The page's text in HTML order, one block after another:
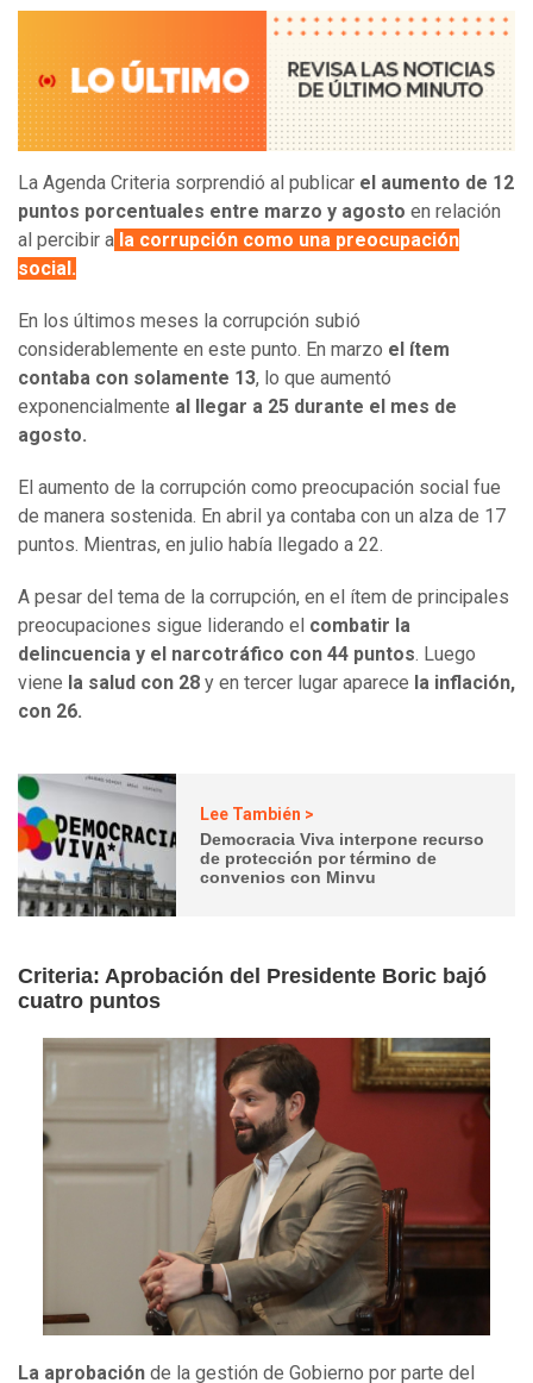
La Agenda Criteria sorprendió al publicar el aumento de 12
puntos porcentuales entre marzo y agosto en relación
al percibir a la corrupción como una preocupación
social.
En los últimos meses la corrupción subió
considerablemente en este punto. En marzo el ítem
contaba con solamente 13, lo que aumentó
exponencialmente al llegar a 25 durante el mes de
agosto.
El aumento de la corrupción como preocupación social fue
de manera sostenida. En abril ya contaba con un alza de 17
puntos. Mientras, en julio había llegado a 22.
A pesar del tema de la corrupción, en el ítem de principales
preocupaciones sigue liderando el combatir la
delincuencia y el narcotráfico con 44 puntos. Luego
viene la salud con 28 y en tercer lugar aparece la inflación,
con 26.
Lee También >
Democracia Viva interpone recurso
de protección por término de
convenios con Minvu
Criteria: Aprobación del Presidente Boric bajó
cuatro puntos
La aprobación de la gestión de Gobierno por parte del